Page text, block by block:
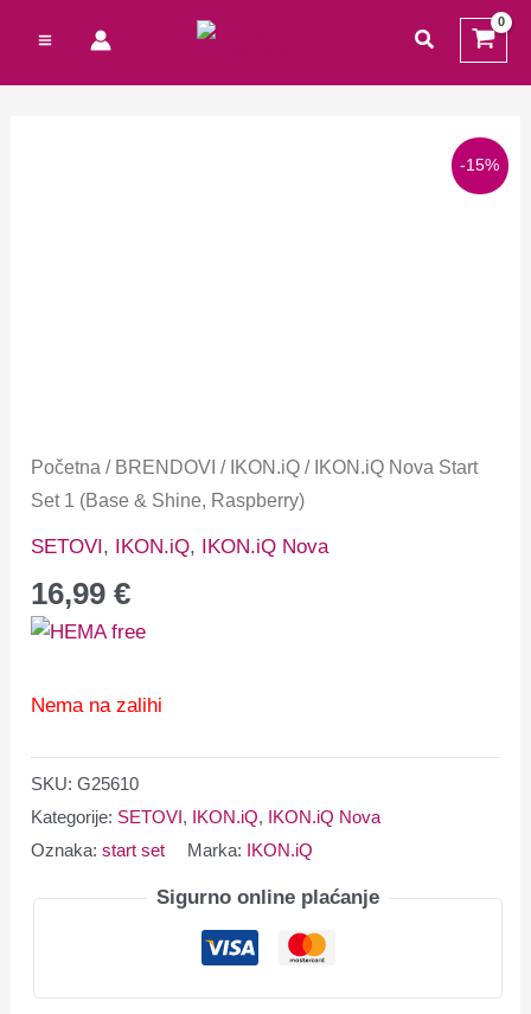
sadržaj
traži
Početna / BRENDOVI / IKON.iQ / IKON.iQ Nova Start
Set 1 (Base & Shine, Raspberry)
SETOVI, IKON.iQ, IKON.iQ Nova
16,99€
Nema na zalihi
SKU:G25610
Kategorije: SETOVI, IKON.iQ, IKON.iQ Nova
Oznaka:start set Marka: IKON.iQ
Sigurno online plaćanje
-15%
Total: